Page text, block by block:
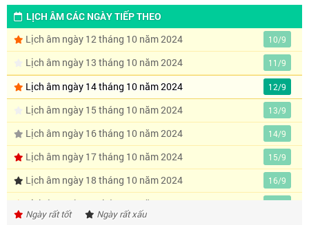
LỊCH ÂM CÁC NGÀY TIẾP THEO
Lịch âm ngày 12 tháng 10 năm 2024
10/9
Lịch âm ngày 13 tháng 10 năm 2024 11/9
Lịch âm ngày 14 tháng 10 năm 2024 12/9
Lịch âm ngày 15 tháng 10 năm 2024 13/9
Lịch âm ngày 16 tháng 10 năm 2024 14/9
Lịch âm ngày 17 tháng 10 năm 2024 15/9
Lịch âm ngày 18 tháng 10 năm 2024 16/9
Lịch âm ngày 19 tháng 10 năm 2024 17/9
Ngày rất tốt Ngày rất xấu